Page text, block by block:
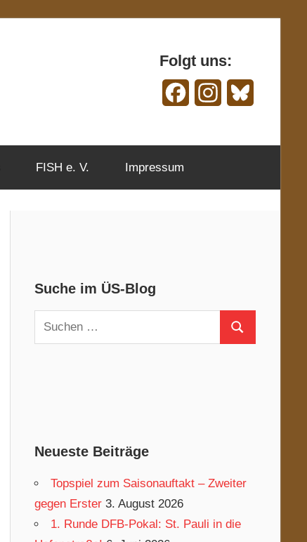
Folgt uns:
FacebookInstagram
FISH e. V. Impressum
Suche im ÜS-Blog
Suchen
nach:
Suchen
Neueste Beiträge
Topspiel zum Saisonauftakt – Zweiter
gegen Erster 3. August 2026
1. Runde DFB-Pokal: St. Pauli in die